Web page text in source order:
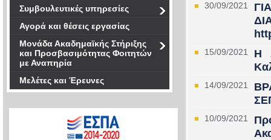
Συμβουλευτικές υπηρεσίες
Αγορά και θέσεις εργασίας
Μονάδα Ακαδημαϊκής Στήριξης
και Προσβασιμότητας Φοιτητών
με Αναπηρία
Μελέτες και Έρευνες
30/09/2021
15/09/2021
Η
14/09/2021
10/09/2021